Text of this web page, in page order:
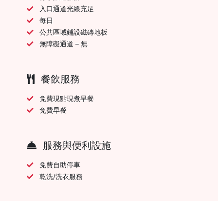
入口通道光線充足
每日
公共區域鋪設磁磚地板
無障礙通道 – 無
餐飲服務
免費現點現煮早餐
免費早餐
服務與便利設施
免費自助停車
乾洗/洗衣服務